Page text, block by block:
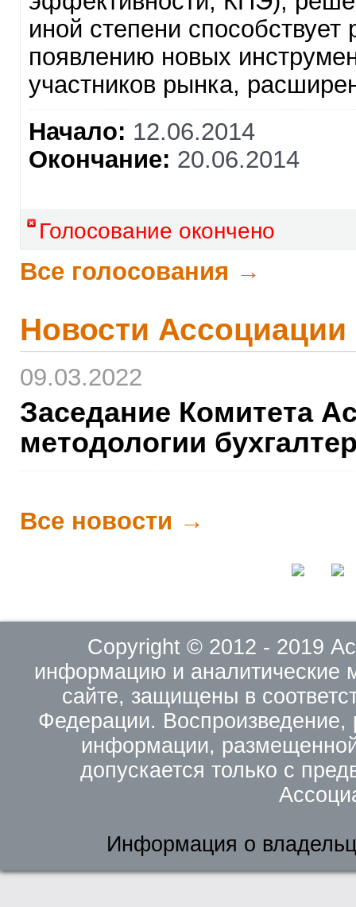
иной степени
появлению новых
участников рынка,
Начало: 12.06.2014
Окончание: 20.06.2014
Голосование окончено
Все голосования →
Новости
09.03.2022
Заседание Комитета
методологии
Все новости →
Copyright © 2012 - 2019
информацию и
сайте, защищены в
Федерации. Воспроизведение,
информации,
допускается только с
Информация о